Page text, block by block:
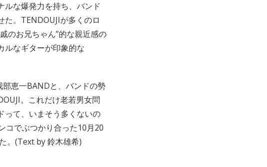
ルな爆発力を持ち、バンド
た。TENDOUJIが多くのロ
のお兄ちゃん”的な親近感の
ルなギターが印象的な
部恵一BANDと、バンドの勢
。これだけ老若男女問
って、いまそう多くないの
コでぶつかり合った10月20
。(Text by 鈴木雄希)